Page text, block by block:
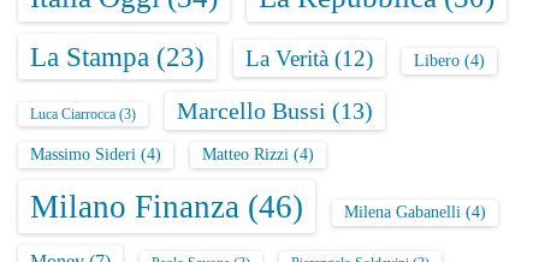
La Stampa (23) La Verità (12) Libero (4)
Luca Ciarrocca (3) Marcello Bussi (13)
Massimo Sideri (4) Matteo Rizzi (4)
Milano Finanza (46) Milena Gabanelli (4)